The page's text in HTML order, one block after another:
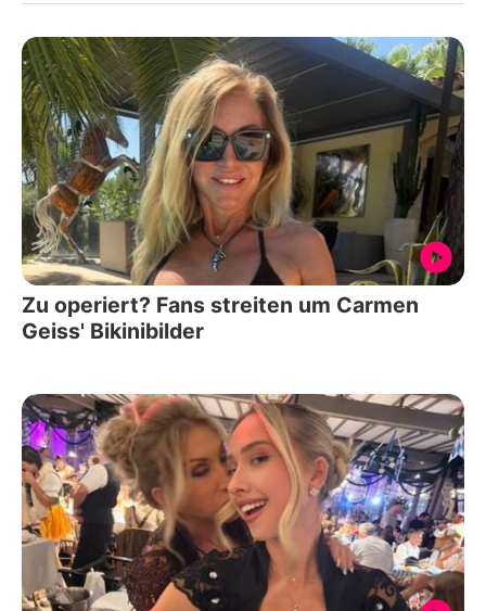
Zu operiert? Fans streiten um Carmen
Geiss' Bikinibilder